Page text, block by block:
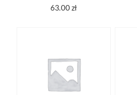
63.00 zł